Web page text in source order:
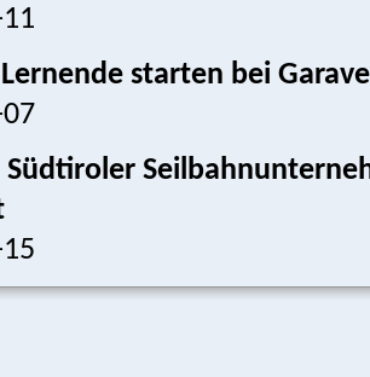
starten bei
Südtiroler